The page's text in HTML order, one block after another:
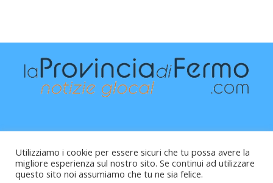
Utilizziamo i cookie per essere sicuri che tu possa avere la
migliore esperienza sul nostro sito. Se continui ad utilizzare
questo sito noi assumiamo che tu ne sia felice.